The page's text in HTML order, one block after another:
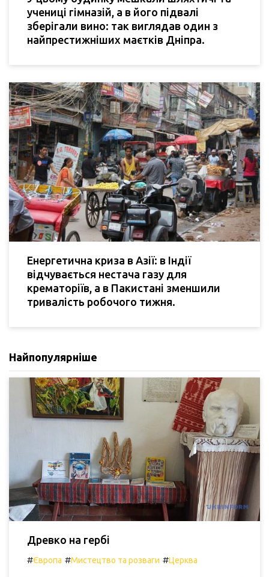
учениці гімназій, а в його підвалі
зберігали вино: так виглядав один з
найпрестижніших маєтків Дніпра.
Енергетична криза в Азії: в Індії
відчувається нестача газу для
крематоріїв, а в Пакистані зменшили
тривалість робочого тижня.
Найпопулярніше
Древко на гербі
#Європа #Мистецтво та розваги #Церква